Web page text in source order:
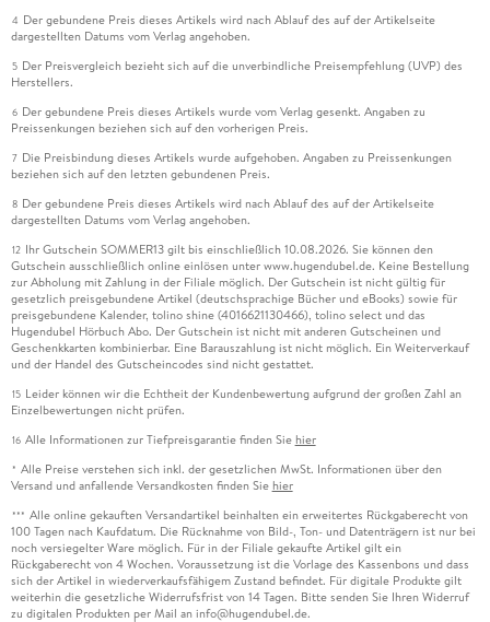
4 Der gebundene Preis dieses Artikels wird nach Ablauf des auf der Artikelseite
dargestellten Datums vom Verlag angehoben.
5 Der Preisvergleich bezieht sich auf die unverbindliche Preisempfehlung (UVP) des
Herstellers.
6 Der gebundene Preis dieses Artikels wurde vom Verlag gesenkt. Angaben zu
Preissenkungen beziehen sich auf den vorherigen Preis.
7 Die Preisbindung dieses Artikels wurde aufgehoben. Angaben zu Preissenkungen
beziehen sich auf den letzten gebundenen Preis.
8 Der gebundene Preis dieses Artikels wird nach Ablauf des auf der Artikelseite
dargestellten Datums vom Verlag angehoben.
12 Ihr Gutschein SOMMER13 gilt bis einschließlich 10.08.2026. Sie können den
Gutschein ausschließlich online einlösen unter www.hugendubel.de. Keine Bestellung
zur Abholung mit Zahlung in der Filiale möglich. Der Gutschein ist nicht gültig für
gesetzlich preisgebundene Artikel (deutschsprachige Bücher und eBooks) sowie für
preisgebundene Kalender, tolino shine (4016621130466), tolino select und das
Hugendubel Hörbuch Abo. Der Gutschein ist nicht mit anderen Gutscheinen und
Geschenkkarten kombinierbar. Eine Barauszahlung ist nicht möglich. Ein Weiterverkauf
und der Handel des Gutscheincodes sind nicht gestattet.
15 Leider können wir die Echtheit der Kundenbewertung aufgrund der großen Zahl an
Einzelbewertungen nicht prüfen.
16 Alle Informationen zur Tiefpreisgarantie finden Sie hier
* Alle Preise verstehen sich inkl. der gesetzlichen MwSt. Informationen über den
Versand und anfallende Versandkosten finden Sie hier
*** Alle online gekauften Versandartikel beinhalten ein erweitertes Rückgaberecht von
100 Tagen nach Kaufdatum. Die Rücknahme von Bild-, Ton- und Datenträgern ist nur bei
noch versiegelter Ware möglich. Für in der Filiale gekaufte Artikel gilt ein
Rückgaberecht von 4 Wochen. Voraussetzung ist die Vorlage des Kassenbons und dass
sich der Artikel in wiederverkaufsfähigem Zustand befindet. Für digitale Produkte gilt
weiterhin die gesetzliche Widerrufsfrist von 14 Tagen. Bitte senden Sie Ihren Widerruf
zu digitalen Produkten per Mail an info@hugendubel.de.